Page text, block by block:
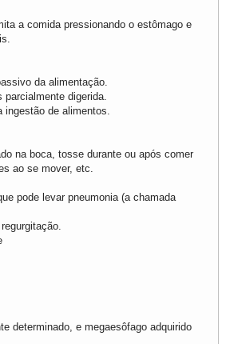
a comida pressionando o estômago e
da alimentação.
parcialmente digerida.
ingestão de alimentos.
na boca, tosse durante ou após comer
ao se mover, etc.
pode levar pneumonia (a chamada
determinado, e megaesôfago adquirido